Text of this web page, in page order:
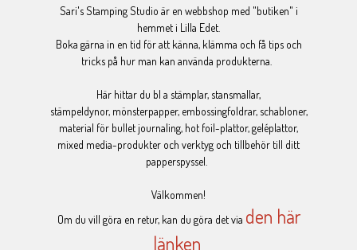
Sari's Stamping Studio är en webbshop med "butiken" i
hemmet i Lilla Edet.
Boka gärna in en tid för att känna, klämma och få tips och
tricks på hur man kan använda produkterna.
Här hittar du bl a stämplar, stansmallar,
stämpeldynor, mönsterpapper, embossingfoldrar, schabloner,
material för bullet journaling, hot foil-plattor, geléplattor,
mixed media-produkter och verktyg och tillbehör till ditt
papperspyssel.
Välkommen!
Om du vill göra en retur, kan du göra det via den här
länken